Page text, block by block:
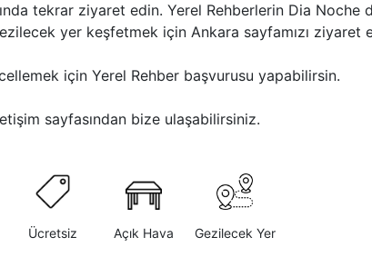
tekrar ziyaret edin. Yerel Rehberlerin Dia
yer keşfetmek için Ankara sayfamızı ziyaret
için Yerel Rehber başvurusu yapabilirsin.
sayfasından bize ulaşabilirsiniz.
Ücretsiz Açık Hava Gezilecek Yer